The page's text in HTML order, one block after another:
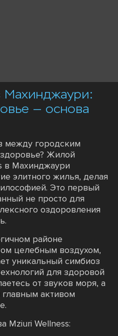
Махинджаури:
— основа
между городским
Жилой
в Махинджаури
элитного жилья, делая
Это первый
не просто для
оздоровления
районе
целебным воздухом,
уникальный симбиоз
для здоровой
от звуков моря, а
активом
Mziuri Wellness: